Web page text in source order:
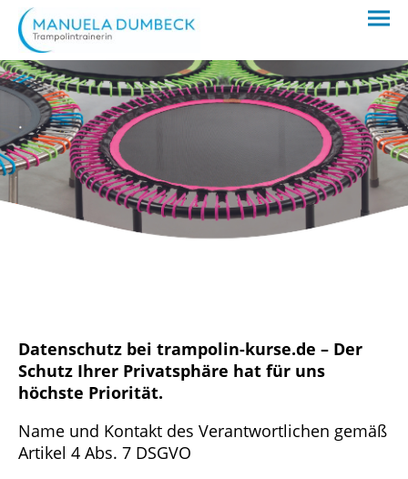
.
Datenschutz bei trampolin-kurse.de – Der
Schutz Ihrer Privatsphäre hat für uns
höchste Priorität.
Name und Kontakt des Verantwortlichen gemäß
Artikel 4 Abs. 7 DSGVO